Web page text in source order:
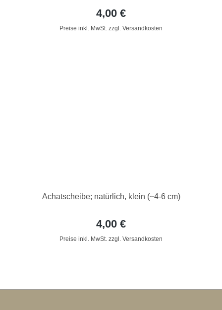
4,00 €
Preise inkl. MwSt. zzgl. Versandkosten
Achatscheibe; natürlich, klein (~4-6 cm)
4,00 €
Preise inkl. MwSt. zzgl. Versandkosten